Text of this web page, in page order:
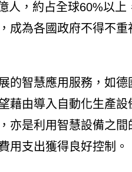
人，約占全球60%以上
成為各國政府不得不重
的智慧應用服務，如德
藉由導入自動化生產設
亦是利用智慧設備之間
用支出獲得良好控制。